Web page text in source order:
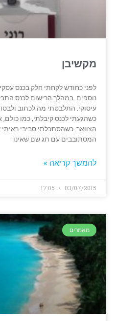
מקשיבן
לפני כחודש לקחתי חלק בכנס
נוספים. במהלך הרישום לכנס
עיסוקי. התלבטתי מה לכתוב
כשהגעתי לכנס קיבלתי, כמו
הצוואר. כשהסתכלתי סביבי ראיתי
המסתובבים עם תג שם שאינו
להמשך קריאה »
03/07/2015
מאמרים